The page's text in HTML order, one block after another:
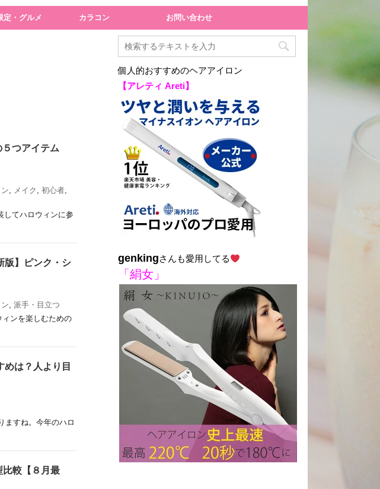
定・グルメ カラコン お問い合わせ
つアイテム
, メイク , 初心者,
してハロウィンに参
版】ピンク・シ
, 派手・目立つ
ンを楽しむための
めは？人より目
ますね。今年のハロ
比較【８月最
個人的おすすめのヘアアイロン
【アレティ Areti】
genkingさんも愛用してる
「絹女」